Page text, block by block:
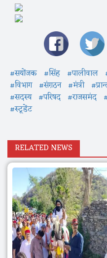
#सयोंजक #सिंह #पालीवाल
#विभाग #संग़ठन #मंत्री
#सदस्य #परिषद #राजसमंद
#स्टूडेंट
RELATED NEWS